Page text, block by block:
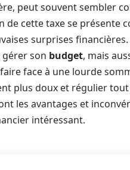
peut souvent sembler
de cette taxe se présente
surprises
son budget, mais
face à une lourde
plus doux et régulier tout
les avantages et
intéressant.